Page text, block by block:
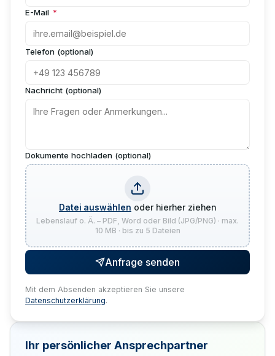
E-Mail *
Telefon (optional)
Nachricht (optional)
Dokumente hochladen (optional)
Datei auswählen oder hierher ziehen
Lebenslauf o. Ä. – PDF, Word oder Bild (JPG/PNG) · max.
10 MB · bis zu 5 Dateien
Anfrage senden
Mit dem Absenden akzeptieren Sie unsere
Datenschutzerklärung.
Ihr persönlicher Ansprechpartner